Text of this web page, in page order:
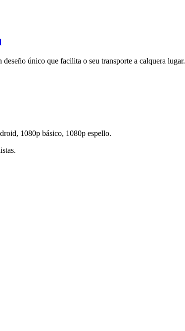
único que facilita o seu transporte a calquera lugar.
1080p básico, 1080p espello.